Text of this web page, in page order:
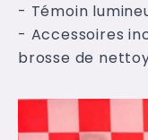
- Témoin
- Accessoires
brosse de